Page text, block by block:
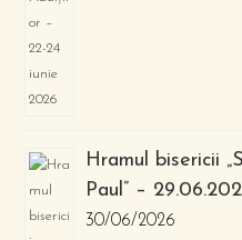
Hramul bisericii
Paul” –
30/06/2026